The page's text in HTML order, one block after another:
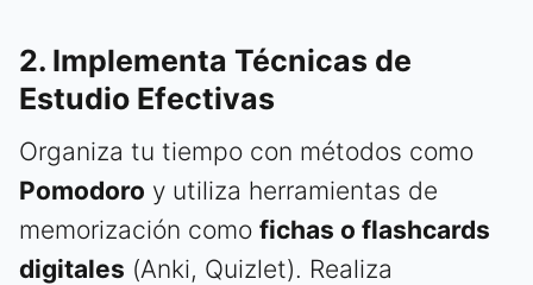
2. Implementa Técnicas de
Estudio Efectivas
Organiza tu tiempo con métodos como
Pomodoro y utiliza herramientas de
memorización como fichas o flashcards
digitales (Anki, Quizlet). Realiza